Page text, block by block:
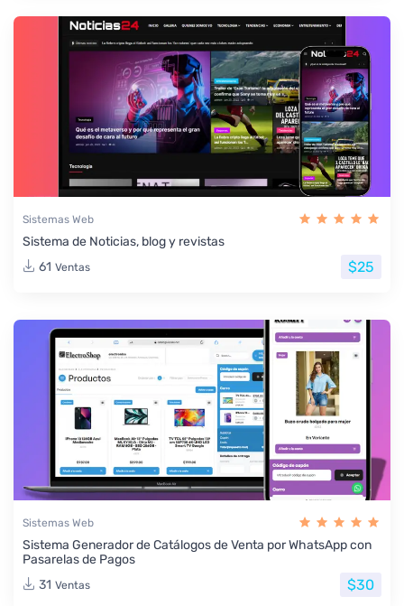
Sistemas Web
Sistema de Noticias, blog y revistas
61 Ventas $25
Sistemas Web
Sistema Generador de Catálogos de Venta por WhatsApp con
Pasarelas de Pagos
31 Ventas $30